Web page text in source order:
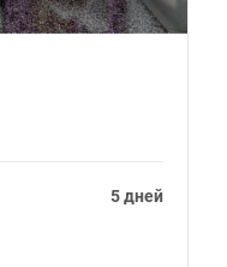
5 дней